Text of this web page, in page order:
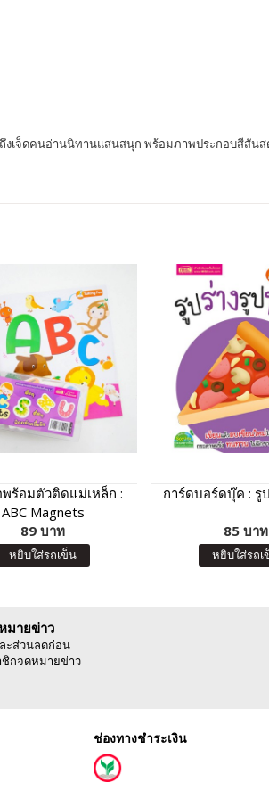
งเจ็ดคนอ่านนิทานแสนสนุก พร้อมภาพประกอบสีสันส
ร้อมตัวติดแม่เหล็ก :
ABC Magnets
89 บาท
หยิบใส่รถเข็น
การ์ดบอร์ดบุ๊ค : รู
85 บาท
หยิบใส่รถเ
มายข่าว
ะส่วนลดก่อน
ชิกจดหมายข่าว
ช่องทางชำระเงิน